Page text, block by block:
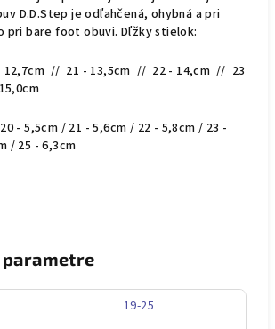
D.D.Step je odľahčená, ohybná a pri
pri bare foot obuvi. Dľžky stielok:
12,7cm // 21 - 13,5cm // 22 - 14,cm // 23
- 5,5cm / 21 - 5,6cm / 22 - 5,8cm / 23 -
/ 25 - 6,3cm
19-25